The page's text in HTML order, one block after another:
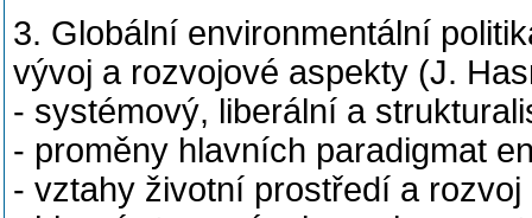
3. Globální environmentální
vývoj a rozvojové aspekty (J.
- systémový, liberální a
- proměny hlavních paradigmat
- vztahy životní prostředí a rozvoj